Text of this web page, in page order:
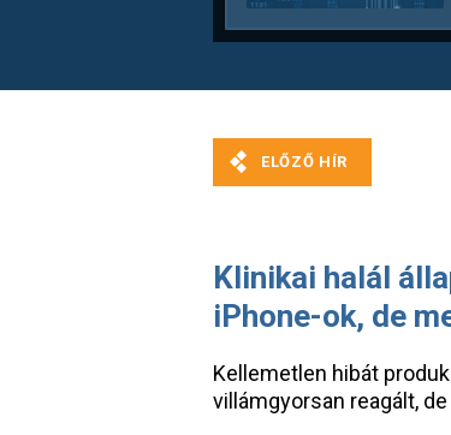
Klinikai halál
iPhone-ok, de
Kellemetlen hibát
villámgyorsan reagált,